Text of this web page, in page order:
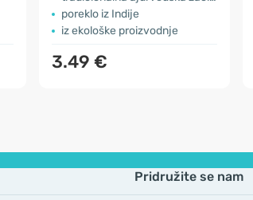
poreklo iz Indije
iz ekološke proizvodnje
3.49 €
Pridružite se nam